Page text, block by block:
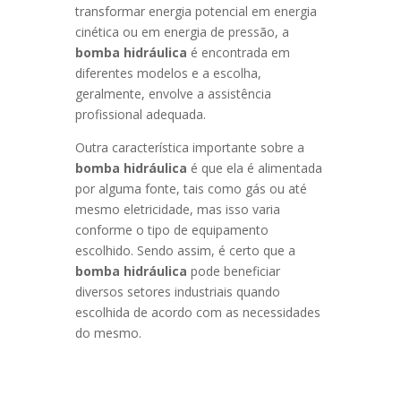
transformar energia potencial em energia
cinética ou em energia de pressão, a
bomba hidráulica é encontrada em
diferentes modelos e a escolha,
geralmente, envolve a assistência
profissional adequada.
Outra característica importante sobre a
bomba hidráulica é que ela é alimentada
por alguma fonte, tais como gás ou até
mesmo eletricidade, mas isso varia
conforme o tipo de equipamento
escolhido. Sendo assim, é certo que a
bomba hidráulica pode beneficiar
diversos setores industriais quando
escolhida de acordo com as necessidades
do mesmo.